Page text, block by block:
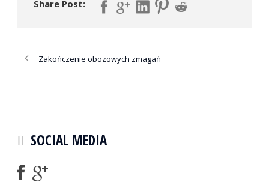
Share Post:
Zakończenie obozowych zmagań
SOCIAL MEDIA